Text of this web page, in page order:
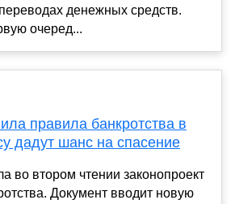
денежных средств.
очеред...
правила банкротства в
дадут шанс на спасение
во втором чтении законопроект
Документ вводит новую